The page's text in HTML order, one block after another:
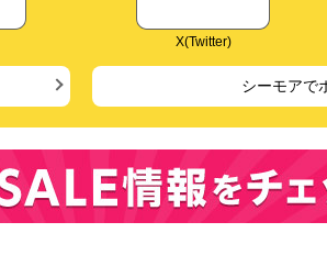
X(Twitter)
シーモアで